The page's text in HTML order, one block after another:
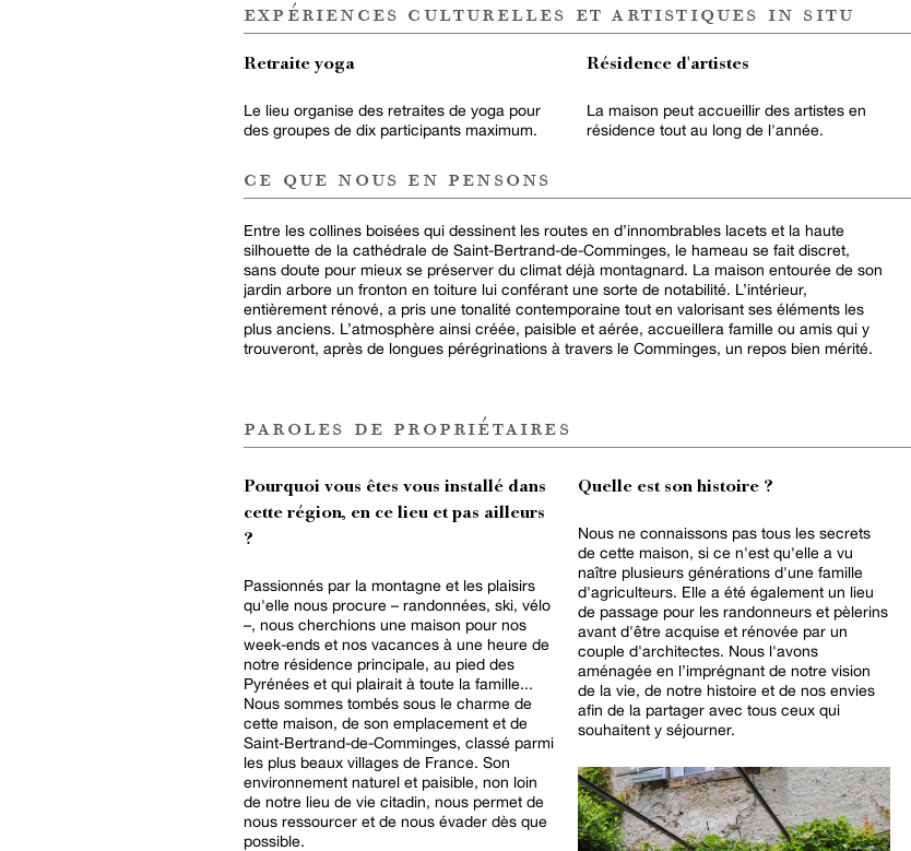
expériences culturelles et artistiques in situ
Retraite yoga
Le lieu organise des retraites de yoga pour
des groupes de dix participants maximum.
Résidence d'artistes
La maison peut accueillir des artistes en
résidence tout au long de l'année.
ce que nous en pensons
Entre les collines boisées qui dessinent les routes en d’innombrables lacets et la haute
silhouette de la cathédrale de Saint-Bertrand-de-Comminges, le hameau se fait discret,
sans doute pour mieux se préserver du climat déjà montagnard. La maison entourée de son
jardin arbore un fronton en toiture lui conférant une sorte de notabilité. L’intérieur,
entièrement rénové, a pris une tonalité contemporaine tout en valorisant ses éléments les
plus anciens. L’atmosphère ainsi créée, paisible et aérée, accueillera famille ou amis qui y
trouveront, après de longues pérégrinations à travers le Comminges, un repos bien mérité.
paroles de propriétaires
Pourquoi vous êtes vous installé dans
cette région, en ce lieu et pas ailleurs
?
Passionnés par la montagne et les plaisirs
qu'elle nous procure – randonnées, ski, vélo
–, nous cherchions une maison pour nos
week-ends et nos vacances à une heure de
notre résidence principale, au pied des
Pyrénées et qui plairait à toute la famille...
Nous sommes tombés sous le charme de
cette maison, de son emplacement et de
Saint-Bertrand-de-Comminges, classé parmi
les plus beaux villages de France. Son
environnement naturel et paisible, non loin
de notre lieu de vie citadin, nous permet de
nous ressourcer et de nous évader dès que
possible.
Quelle est son histoire ?
Nous ne connaissons pas tous les secrets
de cette maison, si ce n'est qu'elle a vu
naître plusieurs générations d'une famille
d'agriculteurs. Elle a été également un lieu
de passage pour les randonneurs et pèlerins
avant d'être acquise et rénovée par un
couple d'architectes. Nous l'avons
aménagée en l’imprégnant de notre vision
de la vie, de notre histoire et de nos envies
afin de la partager avec tous ceux qui
souhaitent y séjourner.